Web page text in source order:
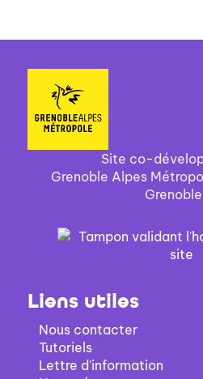
Site co-
Grenoble Alpes
Grenoble
Liens utiles
Nous contacter
Tutoriels
Lettre d'information